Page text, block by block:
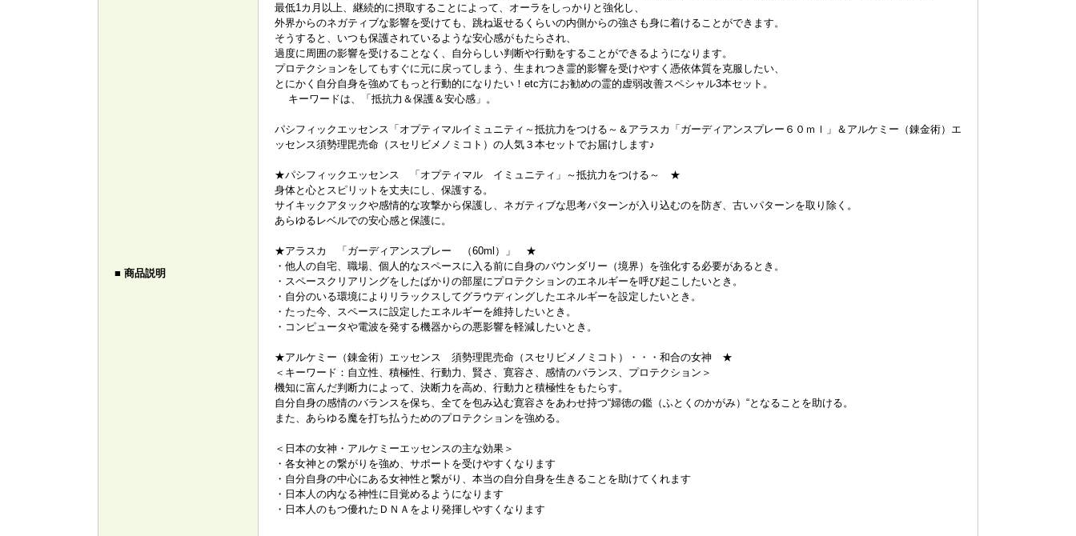
■ 商品説明
最低1カ月以上、継続的に摂取することによって、オーラをしっかりと強化し、
外界からのネガティブな影響を受けても、跳ね返せるくらいの内側からの強さも身に着けることができます。
そうすると、いつも保護されているような安心感がもたらされ、
過度に周囲の影響を受けることなく、自分らしい判断や行動をすることができるようになります。
プロテクションをしてもすぐに元に戻ってしまう、生まれつき霊的影響を受けやすく憑依体質を克服したい、
とにかく自分自身を強めてもっと行動的になりたい！etc方にお勧めの霊的虚弱改善スペシャル3本セット。
キーワードは、「抵抗力＆保護＆安心感」。
パシフィックエッセンス「オプティマルイミュニティ～抵抗力をつける～＆アラスカ「ガーディアンスプレー６０ｍｌ」＆アルケミー（錬金術）エ
ッセンス須勢理毘売命（スセリビメノミコト）の人気３本セットでお届けします♪
★パシフィックエッセンス 「オプティマル イミュニティ」～抵抗力をつける～ ★
身体と心とスピリットを丈夫にし、保護する。
サイキックアタックや感情的な攻撃から保護し、ネガティブな思考パターンが入り込むのを防ぎ、古いパターンを取り除く。
あらゆるレベルでの安心感と保護に。
★アラスカ 「ガーディアンスプレー （60ml）」 ★
・他人の自宅、職場、個人的なスペースに入る前に自身のバウンダリー（境界）を強化する必要があるとき。
・スペースクリアリングをしたばかりの部屋にプロテクションのエネルギーを呼び起こしたいとき。
・自分のいる環境によりリラックスしてグラウディングしたエネルギーを設定したいとき。
・たった今、スペースに設定したエネルギーを維持したいとき。
・コンピュータや電波を発する機器からの悪影響を軽減したいとき。
★アルケミー（錬金術）エッセンス 須勢理毘売命（スセリビメノミコト）・・・和合の女神 ★
＜キーワード：自立性、積極性、行動力、賢さ、寛容さ、感情のバランス、プロテクション＞
機知に富んだ判断力によって、決断力を高め、行動力と積極性をもたらす。
自分自身の感情のバランスを保ち、全てを包み込む寛容さをあわせ持つ“婦徳の鑑（ふとくのかがみ）“となることを助ける。
また、あらゆる魔を打ち払うためのプロテクションを強める。
＜日本の女神・アルケミーエッセンスの主な効果＞
・各女神との繋がりを強め、サポートを受けやすくなります
・自分自身の中心にある女神性と繋がり、本当の自分自身を生きることを助けてくれます
・日本人の内なる神性に目覚めるようになります
・日本人のもつ優れたＤＮＡをより発揮しやすくなります